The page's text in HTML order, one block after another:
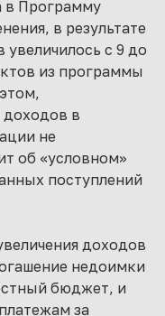
в Программу
в результате
с 9 до
из программы
доходов в
не
об «условном»
поступлений
доходов
недоимки
бюджет, и
за